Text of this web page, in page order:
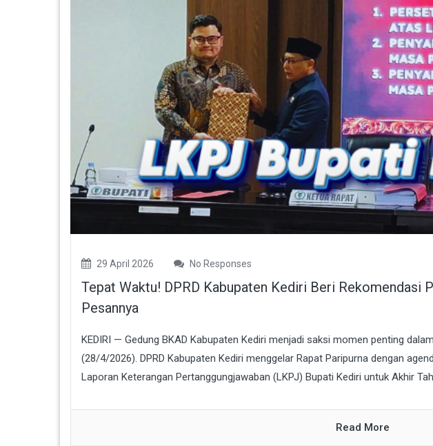
29 April 2026 No Responses
Tepat Waktu! DPRD Kabupaten Kediri Beri Rekomendasi
Pesannya
KEDIRI — Gedung BKAD Kabupaten Kediri menjadi saksi momen penting
(28/4/2026). DPRD Kabupaten Kediri menggelar Rapat Paripurna dengan
Laporan Keterangan Pertanggungjawaban (LKPJ) Bupati Kediri untuk Akhir
Read More